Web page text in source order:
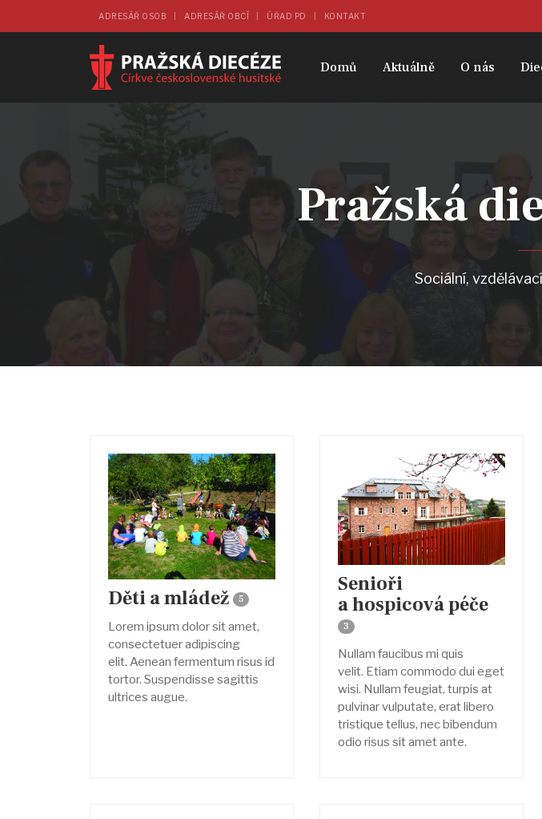
ADRESÁŘ OSOB ADRESÁŘ OBCÍ ÚŘAD PD KONTAKT
Domů Aktuálně O nás
Pražská
Sociální,
Děti a mládež 5
Lorem ipsum dolor sit amet,
consectetuer adipiscing
elit. Aenean fermentum risus id
tortor. Suspendisse sagittis
ultrices augue.
Senioři
a hospicová péče
3
Nullam faucibus mi quis
velit. Etiam commodo dui eget
wisi. Nullam feugiat, turpis at
pulvinar vulputate, erat libero
tristique tellus, nec bibendum
odio risus sit amet ante.